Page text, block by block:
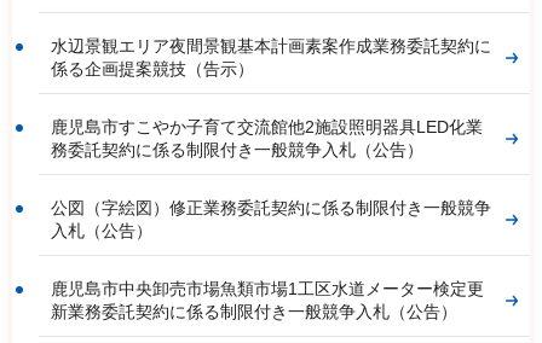
水辺景観エリア夜間景観基本計画素案作成業務委託契約に
係る企画提案競技（告示）
鹿児島市すこやか子育て交流館他2施設照明器具LED化業
務委託契約に係る制限付き一般競争入札（公告）
公図（字絵図）修正業務委託契約に係る制限付き一般競争
入札（公告）
鹿児島市中央卸売市場魚類市場1工区水道メーター検定更
新業務委託契約に係る制限付き一般競争入札（公告）